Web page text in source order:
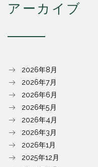
アーカイブ
2026年8月
2026年7月
2026年6月
2026年5月
2026年4月
2026年3月
2026年1月
2025年12月